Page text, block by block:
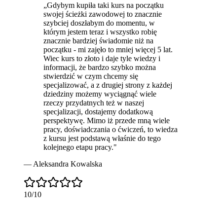
„Gdybym kupiła taki kurs na początku
swojej ścieżki zawodowej to znacznie
szybciej doszłabym do momentu, w
którym jestem teraz i wszystko robię
znacznie bardziej świadomie niż na
początku - mi zajęło to mniej więcej 5 lat.
Wiec kurs to złoto i daje tyle wiedzy i
informacji, że bardzo szybko można
stwierdzić w czym chcemy się
specjalizować, a z drugiej strony z każdej
dziedziny możemy wyciągnąć wiele
rzeczy przydatnych też w naszej
specjalizacji, dostajemy dodatkową
perspektywę. Mimo iż przede mną wiele
pracy, doświadczania o ćwiczeń, to wiedza
z kursu jest podstawą właśnie do tego
kolejnego etapu pracy."
— Aleksandra Kowalska
10/10